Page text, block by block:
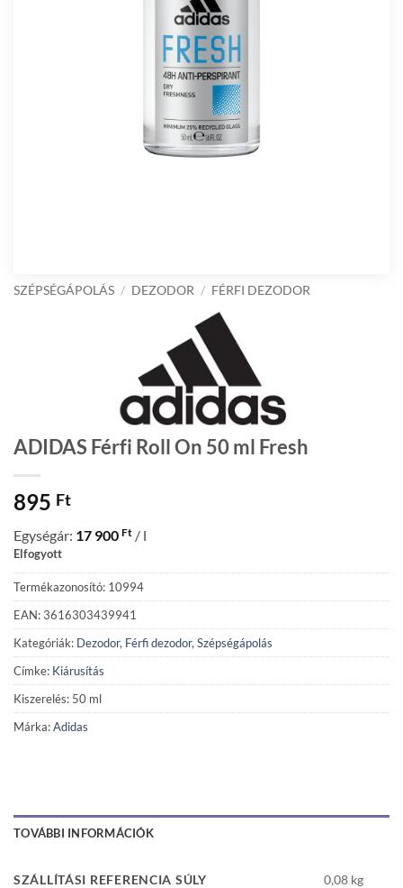
SZÉPSÉGÁPOLÁS / DEZODOR / FÉRFI DEZODOR
ADIDAS Férfi Roll On 50 ml Fresh
895 Ft
Egységár: 17 900 Ft / l
Elfogyott
Termékazonosító: 10994
EAN: 3616303439941
Kategóriák: Dezodor, Férfi dezodor, Szépségápolás
Címke: Kiárusítás
Kiszerelés: 50 ml
Márka:Adidas
TOVÁBBI INFORMÁCIÓK
SZÁLLÍTÁSI REFERENCIA SÚLY 0,08 kg